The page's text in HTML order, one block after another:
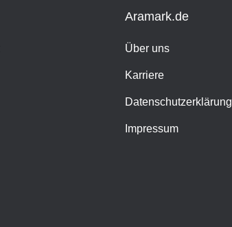
Aramark.de
Über uns
Karriere
Datenschutzerklärung
Impressum